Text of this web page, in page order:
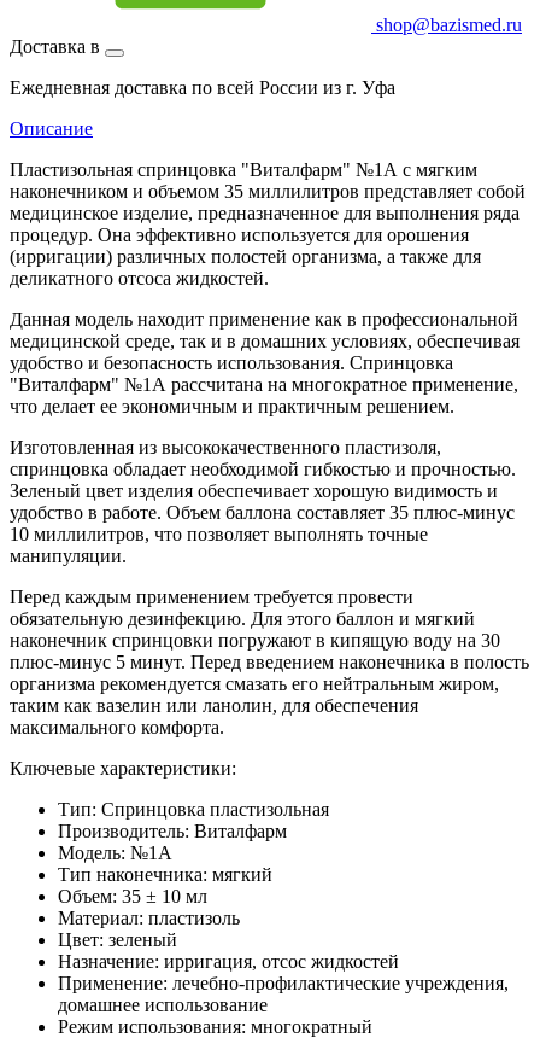
shop@bazismed.ru
Доставка в
Ежедневная доставка по всей России из г. Уфа
Описание
Пластизольная спринцовка "Виталфарм" №1А с мягким
наконечником и объемом 35 миллилитров представляет собой
медицинское изделие, предназначенное для выполнения ряда
процедур. Она эффективно используется для орошения
(ирригации) различных полостей организма, а также для
деликатного отсоса жидкостей.
Данная модель находит применение как в профессиональной
медицинской среде, так и в домашних условиях, обеспечивая
удобство и безопасность использования. Спринцовка
"Виталфарм" №1А рассчитана на многократное применение,
что делает ее экономичным и практичным решением.
Изготовленная из высококачественного пластизоля,
спринцовка обладает необходимой гибкостью и прочностью.
Зеленый цвет изделия обеспечивает хорошую видимость и
удобство в работе. Объем баллона составляет 35 плюс-минус
10 миллилитров, что позволяет выполнять точные
манипуляции.
Перед каждым применением требуется провести
обязательную дезинфекцию. Для этого баллон и мягкий
наконечник спринцовки погружают в кипящую воду на 30
плюс-минус 5 минут. Перед введением наконечника в полость
организма рекомендуется смазать его нейтральным жиром,
таким как вазелин или ланолин, для обеспечения
максимального комфорта.
Ключевые характеристики:
Тип: Спринцовка пластизольная
Производитель: Виталфарм
Модель: №1А
Тип наконечника: мягкий
Объем: 35 ± 10 мл
Материал: пластизоль
Цвет: зеленый
Назначение: ирригация, отсос жидкостей
Применение: лечебно-профилактические учреждения,
домашнее использование
Режим использования: многократный